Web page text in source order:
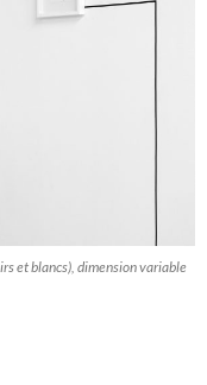
et blancs), dimension variable